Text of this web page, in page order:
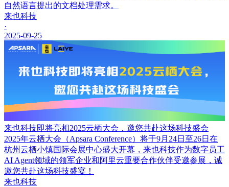
自然语言提出的文档处理需求。
来也科技
·
2025-09-25
来也科技即将亮相2025云栖大会，邀您共赴这场科技盛会
2025年云栖大会（Apsara Conference）将于9月24日至26日在
杭州云栖小镇国际会展中心盛大开幕，来也科技作为数字员工
AI Agent领域的领军企业和阿里云重要合作伙伴受邀参展，诚
邀您共赴这场科技盛宴！
来也科技